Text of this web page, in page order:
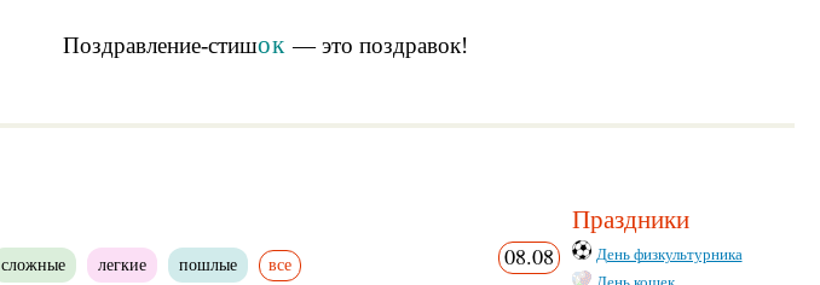
Поздравление-стишок — это поздравок!
сложные легкие пошлые все
Праздники
08.08
День физкультурника